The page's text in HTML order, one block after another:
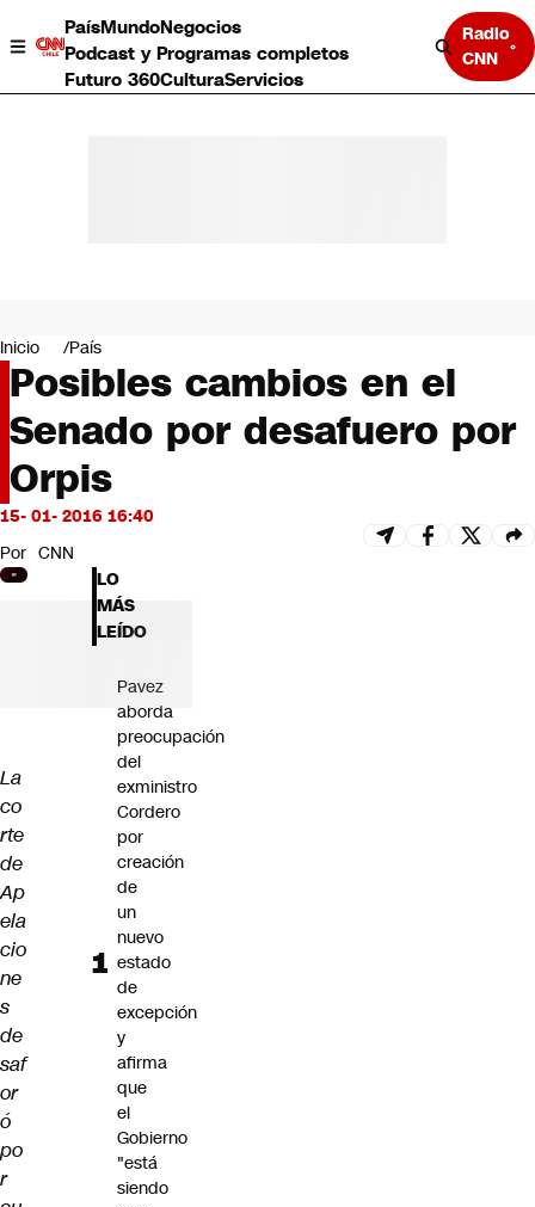
PaísMundoNegocios
Podcast y Programas completos
Futuro 360CulturaServicios
Radio
CNN
Negocios
Deportes
Programas completos
Cultura
Servicios
Bits
CNN Data
CNN tiempo
Futuro 360
Opinión
Inicio País
Posibles cambios en el
Senado por desafuero por
Orpis
15- 01- 2016 16:40
Por CNN
La
co
rte
de
Ap
ela
cio
ne
s
de
saf
or
ó
po
r
LO
MÁS
LEÍDO
Pavez
aborda
preocupación
del
exministro
Cordero
por
creación
de
un
nuevo
estado
de
excepción
y
afirma
que
el
Gobierno
"está
siendo